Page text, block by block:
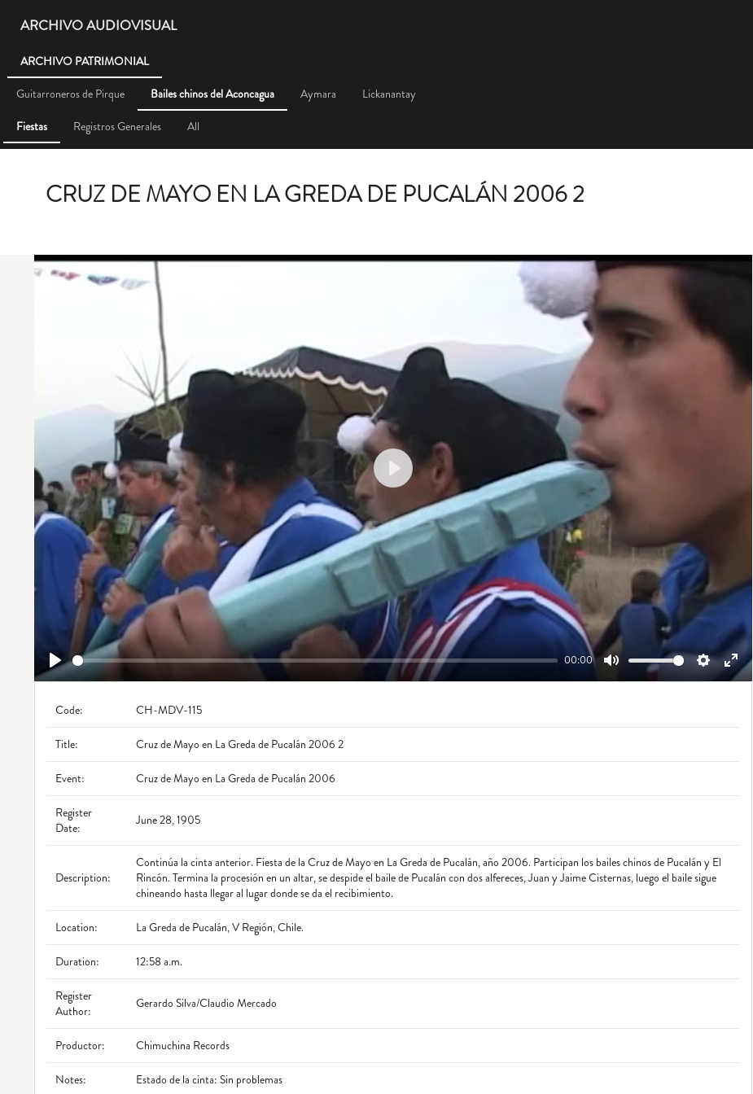
ARCHIVO AUDIOVISUAL
ARCHIVO PATRIMONIAL
Guitarroneros de Pirque
Bailes chinos del Aconcagua Aymara
Lickanantay
Fiestas
Registros Generales All
CRUZ DE MAYO EN LA GREDA DE PUCALÁN 2006 2
Play
00:00
SettingsEnter
Play
Code: CH-MDV-115
Title: Cruz de Mayo en La Greda de Pucalán 2006 2
Event: Cruz de Mayo en La Greda de Pucalán 2006
Register
Date:
June 28, 1905
Description:
Continúa la cinta anterior. Fiesta de la Cruz de Mayo en La Greda de Pucalán, año 2006. Participan los bailes chinos de Pucalán y El
Rincón. Termina la procesión en un altar, se despide el baile de Pucalán con dos alfereces, Juan y Jaime Cisternas, luego el baile sigue
chineando hasta llegar al lugar donde se da el recibimiento.
Location: La Greda de Pucalán, V Región, Chile.
Duration: 12:58 a.m.
Register
Author:
Gerardo Silva/Claudio Mercado
Productor: Chimuchina Records
Notes: Estado de la cinta: Sin problemas